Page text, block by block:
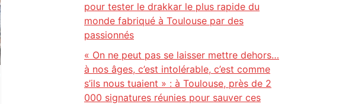
pour tester le drakkar le plus rapide du
monde fabriqué à Toulouse par des
passionnés
« On ne peut pas se laisser mettre dehors…
à nos âges, c’est intolérable, c’est comme
s’ils nous tuaient » : à Toulouse, près de 2
000 signatures réunies pour sauver ces